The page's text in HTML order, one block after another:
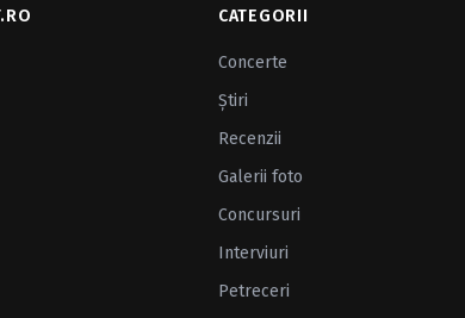
CATEGORII
Concerte
Ştiri
Recenzii
Galerii foto
Concursuri
Interviuri
Petreceri